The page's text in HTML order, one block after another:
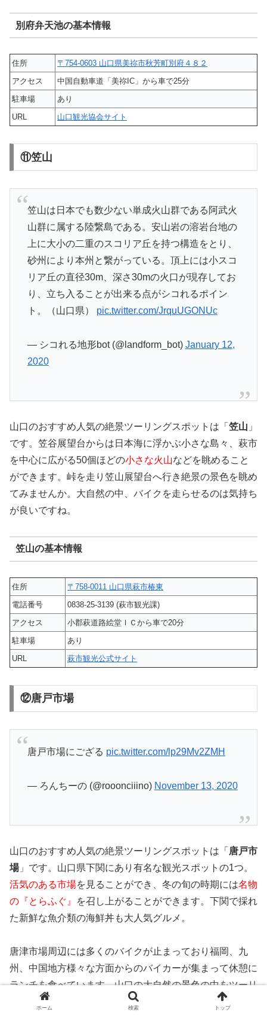
別府弁天池の基本情報
住所
〒754-0603 山口県美祢市秋芳町別府４８２
アクセス
中国自動車道「美祢IC」から車で25分
駐車場
あり
URL
山口観光協会サイト
⑪笠山
笠山は日本でも数少ない単成火山群である阿武火
山群に属する陸繋島である。安山岩の溶岩台地の
上に大小の二重のスコリア丘を持つ構造をとり、
砂州により本州と繋がっている。頂上には小スコ
リア丘の直径30m、深さ30mの火口が現存してお
り、立ち入ることが出来る点がシコれるポイン
ト。（山口県） pic.twitter.com/JrquUGONUc
— シコれる地形bot (@landform_bot) January 12,
2020
山口のおすすめ人気の絶景ツーリングスポットは「 笠山 」
です。笠谷展望台からは日本海に浮かぶ小さな島々、萩市
を中心に広がる50個ほどの小さな火山などを眺めること
ができます。峠を走り笠山展望台へ行き絶景の景色を眺め
てみませんか。大自然の中、バイクを走らせるのは気持ち
が良いですね。
笠山の基本情報
住所
〒758-0011 山口県萩市椿東
電話番号
0838-25-3139 (萩市観光課)
アクセス
小郡萩道路絵堂ＩＣから車で20分
駐車場
あり
URL
萩市観光公式サイト
⑫唐戸市場
唐戸市場にござる pic.twitter.com/lp29Mv2ZMH
— ろんちーの (@rooonciiino) November 13, 2020
山口のおすすめ人気の絶景ツーリングスポットは「 唐戸市
場」です。山口県下関にあり有名な観光スポットの1つ。
活気のある市場を見ることができ、冬の旬の時期には名物
の『とらふぐ』
を召し上がることができます。下関で採れ
た新鮮な魚介類の海鮮丼も大人気グルメ。
唐津市場周辺には多くのバイクが止まっており福岡、九
州、中国地方様々な方面からのバイカーが集まって休憩に
ランチを食べています。山口の大自然の景色の中をツーリ
ングして唐津市場にて新鮮なふぐ、くじらなど名物をいた
ホーム 検索 トップ